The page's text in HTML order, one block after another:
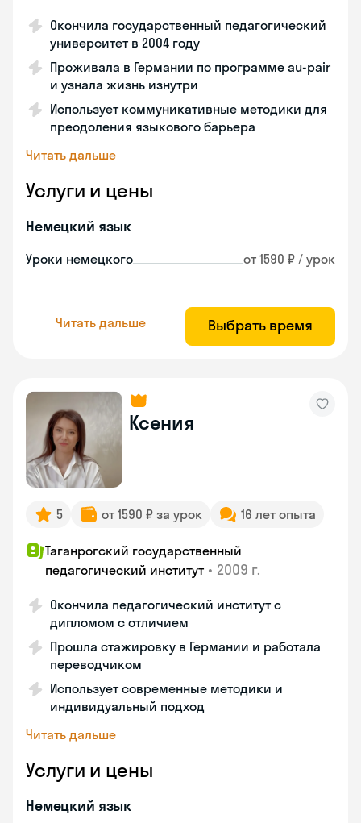
Окончила государственный педагогический
университет в 2004 году
Проживала в Германии по программе au-pair
и узнала жизнь изнутри
Использует коммуникативные методики для
преодоления языкового барьера
Читать дальше
Услуги и цены
Немецкий язык
Уроки немецкого от 1590 ₽ / урок
Читать дальше Выбрать время
Ксения
5 от 1590 ₽ за урок 16 лет опыта
Таганрогский государственный
педагогический институт • 2009 г.
Окончила педагогический институт с
дипломом с отличием
Прошла стажировку в Германии и работала
переводчиком
Использует современные методики и
индивидуальный подход
Читать дальше
Услуги и цены
Немецкий язык